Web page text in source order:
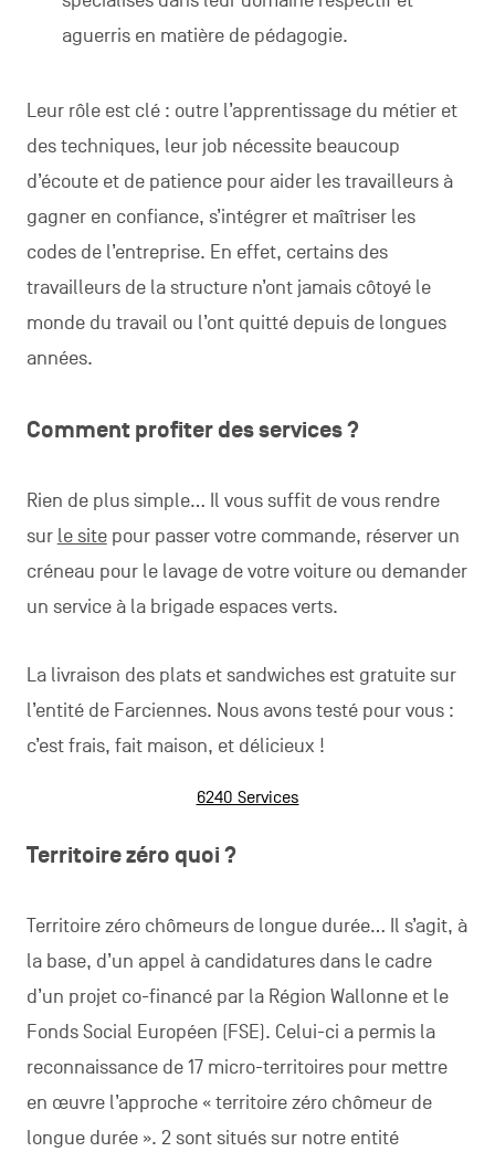
aguerris en matière de pédagogie.
Leur rôle est clé : outre l’apprentissage du métier et
des techniques, leur job nécessite beaucoup
d’écoute et de patience pour aider les travailleurs à
gagner en confiance, s’intégrer et maîtriser les
codes de l’entreprise. En effet, certains des
travailleurs de la structure n’ont jamais côtoyé le
monde du travail ou l’ont quitté depuis de longues
années.
Comment profiter des services ?
Rien de plus simple… Il vous suffit de vous rendre
sur le sitepour passer votre commande, réserver un
créneau pour le lavage de votre voiture ou demander
un service à la brigade espaces verts.
La livraison des plats et sandwiches est gratuite sur
l’entité de Farciennes. Nous avons testé pour vous :
c’est frais, fait maison, et délicieux !
6240 Services
Territoire zéro quoi ?
Territoire zéro chômeurs de longue durée… Il s’agit, à
la base, d’un appel à candidatures dans le cadre
d’un projet co-financé par la Région Wallonne et le
Fonds Social Européen (FSE). Celui-ci a permis la
reconnaissance de 17 micro-territoires pour mettre
en œuvre l’approche « territoire zéro chômeur de
longue durée ». 2 sont situés sur notre entité